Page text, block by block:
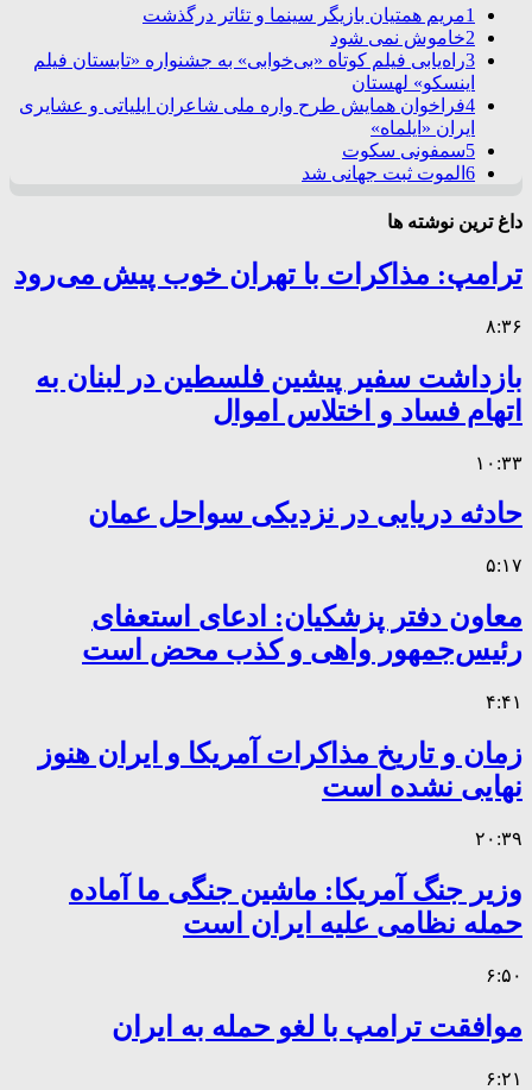
1مریم همتیان بازیگر سینما و تئاتر درگذشت
2خاموش نمی شود
3راه‌یابی فیلم کوتاه «بی‌خوابی» به جشنواره «تابستان فیلم
اینسکو» لهستان
4فراخوان همایش طرح واره ملی شاعران ایلیاتی و عشایری
ایران «ایلماه»
5سمفونی سکوت
6 الموت ثبت جهانی شد
داغ ترین نوشته ها
ترامپ: مذاکرات با تهران خوب پیش می‌رود
۸:۳۶
بازداشت سفیر پیشین فلسطین در لبنان به
اتهام فساد و اختلاس اموال
۱۰:۳۳
حادثه دریایی در نزدیکی سواحل عمان
۵:۱۷
معاون دفتر پزشکیان: ادعای استعفای
رئیس‌جمهور واهی و کذب محض است
۴:۴۱
زمان و تاریخ مذاکرات آمریکا و ایران هنوز
نهایی نشده است
۲۰:۳۹
وزیر جنگ آمریکا: ماشین جنگی ما آماده
حمله نظامی علیه ایران است
۶:۵۰
موافقت ترامپ با لغو حمله به ایران
۶:۲۱